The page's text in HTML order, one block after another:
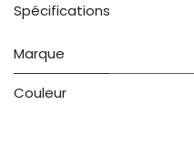
Spécifications
Marque
Couleur